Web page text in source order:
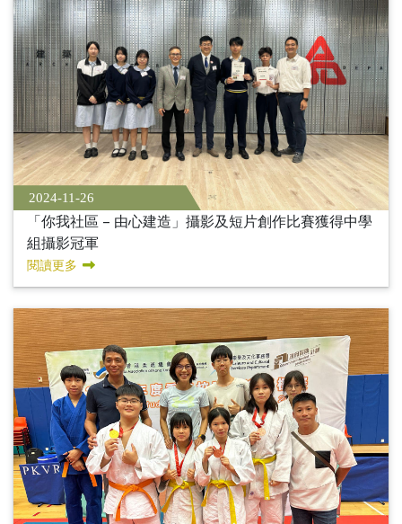
2024-11-26
「你我社區 – 由心建造」攝影及短片創作比賽獲得中學
組攝影冠軍
閱讀更多